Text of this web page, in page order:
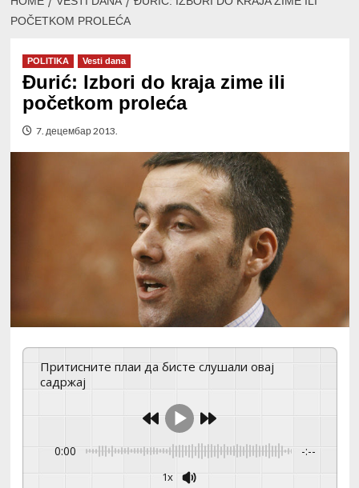
POČETKOM PROLEĆA
POLITIKA Vesti dana
Đurić: Izbori do kraja zime ili
početkom proleća
7. децембар 2013.
Притисните плаи да бисте слушали овај
садржај
0:00 -:--
1x